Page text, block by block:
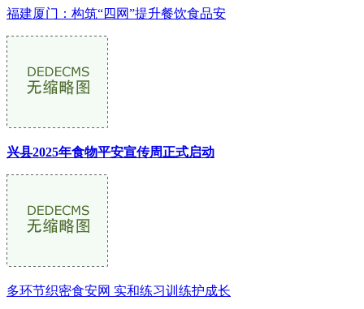
福建厦门：构筑“四网”提升餐饮食品安
兴县2025年食物平安宣传周正式启动
多环节织密食安网 实和练习训练护成长